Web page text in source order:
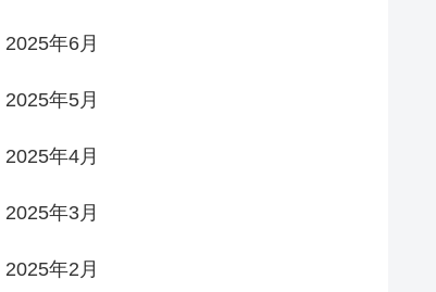
2025年6月
2025年5月
2025年4月
2025年3月
2025年2月